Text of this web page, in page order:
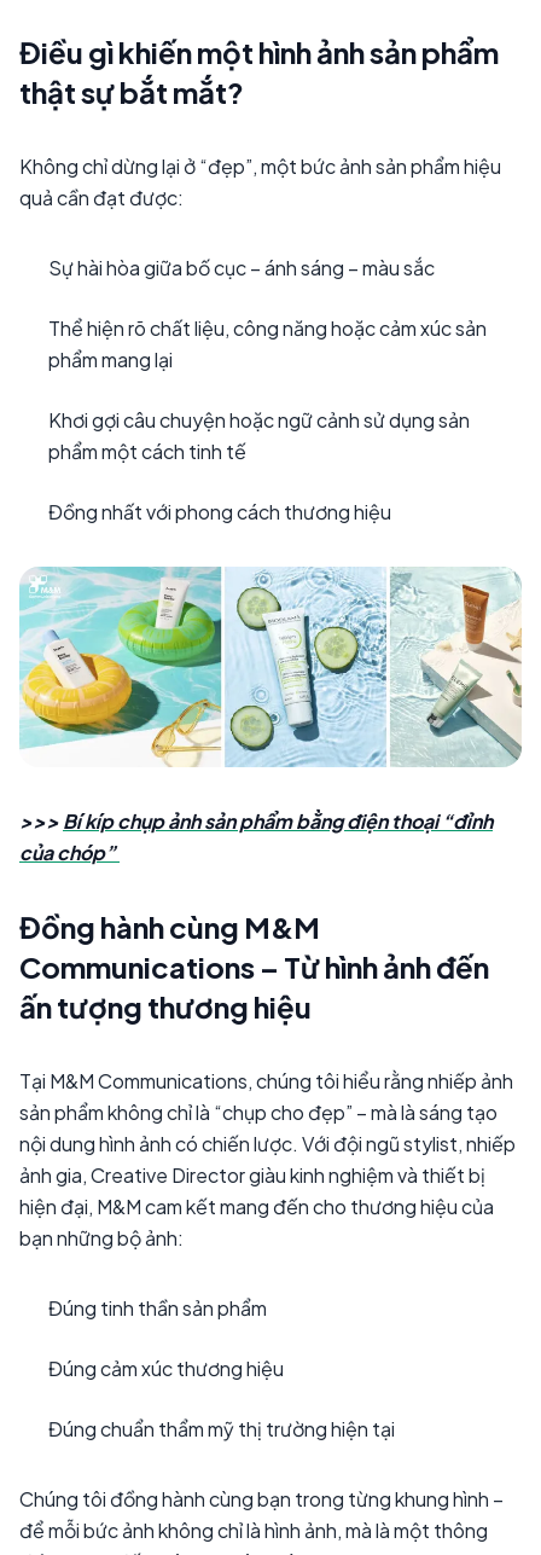
Điều gì khiến một hình ảnh sản phẩm
thật sự bắt mắt?
Không chỉ dừng lại ở “đẹp”, một bức ảnh sản phẩm hiệu
quả cần đạt được:
Sự hài hòa giữa bố cục – ánh sáng – màu sắc
Thể hiện rõ chất liệu, công năng hoặc cảm xúc sản
phẩm mang lại
Khơi gợi câu chuyện hoặc ngữ cảnh sử dụng sản
phẩm một cách tinh tế
Đồng nhất với phong cách thương hiệu
>>>Bí kíp chụp ảnh sản phẩm bằng điện thoại “đỉnh
của chóp”
Đồng hành cùng M&M
Communications – Từ hình ảnh đến
ấn tượng thương hiệu
Tại M&M Communications, chúng tôi hiểu rằng nhiếp ảnh
sản phẩm không chỉ là “chụp cho đẹp” – mà là sáng tạo
nội dung hình ảnh có chiến lược. Với đội ngũ stylist, nhiếp
ảnh gia, Creative Director giàu kinh nghiệm và thiết bị
hiện đại, M&M cam kết mang đến cho thương hiệu của
bạn những bộ ảnh:
Đúng tinh thần sản phẩm
Đúng cảm xúc thương hiệu
Đúng chuẩn thẩm mỹ thị trường hiện tại
Chúng tôi đồng hành cùng bạn trong từng khung hình –
để mỗi bức ảnh không chỉ là hình ảnh, mà là một thông